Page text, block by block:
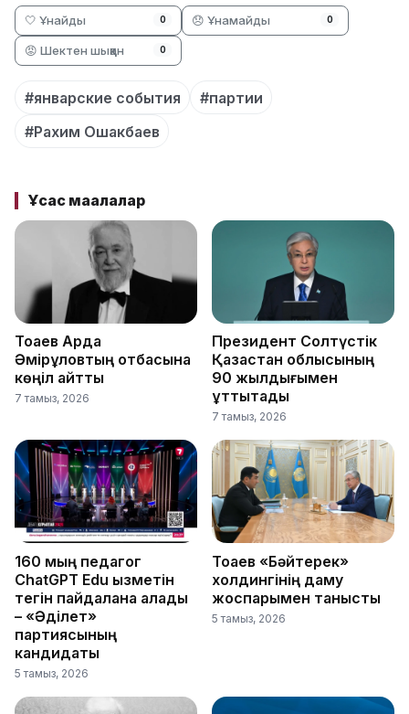
🤍 Ұнайды 0 😞 Ұнамайды 0
😡 Шектен шыққан 0
#январские события
#партии
#Рахим Ошакбаев
Ұқсас мақалалар
Тоқаев Ардақ
Әмірқұловтың отбасына
көңіл айтты
7 тамыз, 2026
Президент Солтүстік
Қазақстан облысының
90 жылдығымен
құттықтады
7 тамыз, 2026
160 мың педагог
ChatGPT Edu қызметін
тегін пайдалана алады
– «Әділет»
партиясының
кандидаты
5 тамыз, 2026
Тоқаев «Бәйтерек»
холдингінің даму
жоспарымен танысты
5 тамыз, 2026